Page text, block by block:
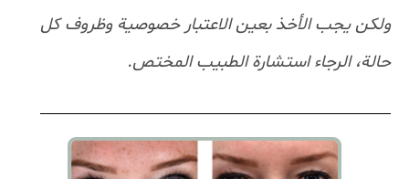
ولكن يجب الأخذ بعين الاعتبار خصوصية وظروف كل
حالة، الرجاء استشارة الطبيب المختص.